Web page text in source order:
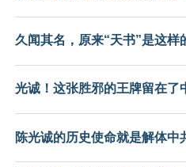
久闻其名，原来“天书”是这样
光诚！这张胜邪的王牌留在了
陈光诚的历史使命就是解体中